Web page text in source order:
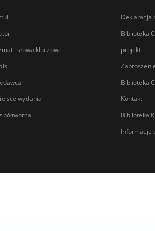
i słowa kluczowe
wydania
Deklaracja
Biblioteka
projekt
Biblioteką
Kontakt
Biblioteka
Informacje